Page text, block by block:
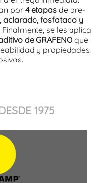
por 4 etapasde pre-
aclarado, fosfatado y
Finalmente, se les aplica
de GRAFENOque
y propiedades
1975